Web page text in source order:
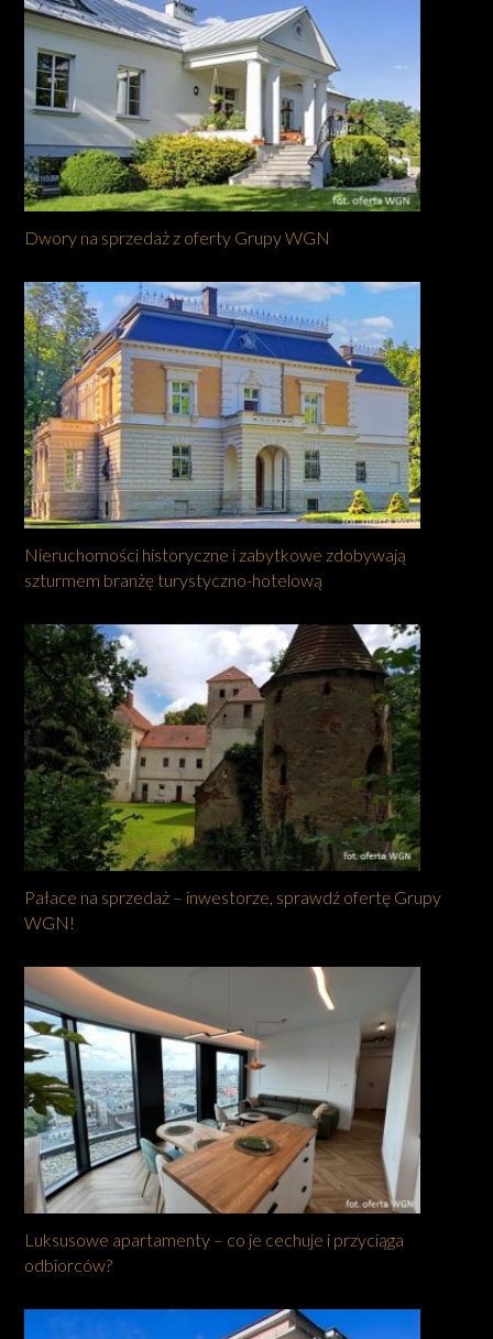
Dwory na sprzedaż z oferty Grupy WGN
Nieruchomości historyczne i zabytkowe zdobywają
szturmem branżę turystyczno-hotelową
Pałace na sprzedaż – inwestorze, sprawdź ofertę Grupy
WGN!
Luksusowe apartamenty – co je cechuje i przyciąga
odbiorców?